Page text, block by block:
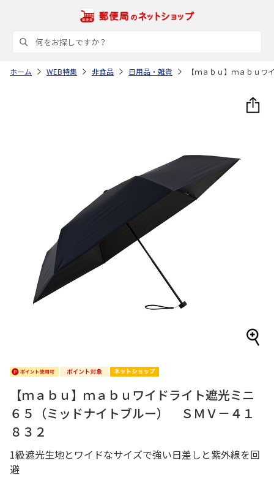
ホーム WEB特集 非食品 日用品・雑貨 【ｍａｂｕ】ｍａｂｕ
【ｍａｂｕ】ｍａｂｕワイドライト遮光ミニ
６５（ミッドナイトブルー） ＳＭＶ－４１
８３２
1級遮光生地とワイドなサイズで強い日差しと紫外線を回
避